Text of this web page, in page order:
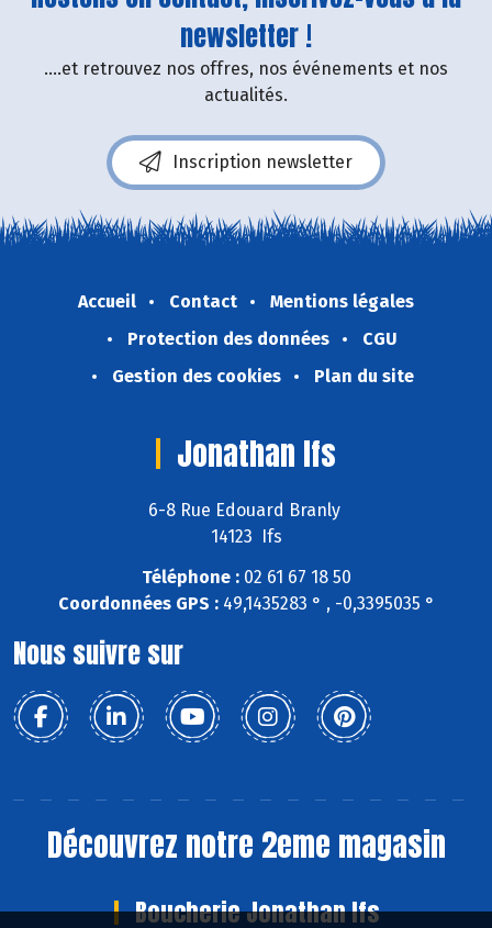
newsletter !
....et retrouvez nos offres, nos événements et nos
actualités.
Inscription newsletter
Accueil Contact
Mentions légales
Protection des données
CGU
Gestion des cookies
Plan du site
Jonathan Ifs
6-8 Rue Edouard Branly
14123 Ifs
Téléphone :02 61 67 18 50
Coordonnées GPS :49,1435283 ° , -0,3395035 °
Nous suivre sur
Découvrez notre 2eme magasin
Boucherie Jonathan Ifs